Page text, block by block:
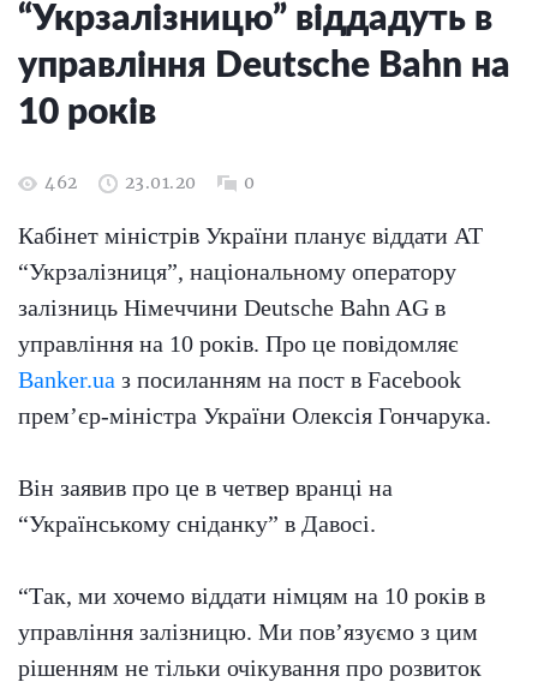
“Укрзалізницю” віддадуть в
управління Deutsche Bahn на
10 років
462 23.01.20 0
Кабінет міністрів України планує віддати АТ
“Укрзалізниця”, національному оператору
залізниць Німеччини Deutsche Bahn AG в
управління на 10 років. Про це повідомляє
Banker.ua з посиланням на пост в Facebook
прем’єр-міністра України Олексія Гончарука.
Він заявив про це в четвер вранці на
“Українському сніданку” в Давосі.
“Так, ми хочемо віддати німцям на 10 років в
управління залізницю. Ми пов’язуємо з цим
рішенням не тільки очікування про розвиток